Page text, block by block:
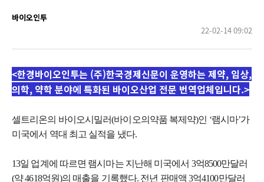
바이오인투
22-02-14 09:02
<한경바이오인투는 (주)한국경제신문이 운영하는 제약, 임상,
의학, 약학 분야에 특화된 바이오산업 전문 번역업체입니다.>
셀트리온의 바이오시밀러(바이오의약품 복제약)인 ‘램시마’가
미국에서 역대 최고 실적을 냈다.
13일 업계에 따르면 램시마는 지난해 미국에서 3억8500만달러
(약 4618억원)의 매출을 기록했다. 전년 판매액 3억4100만달러